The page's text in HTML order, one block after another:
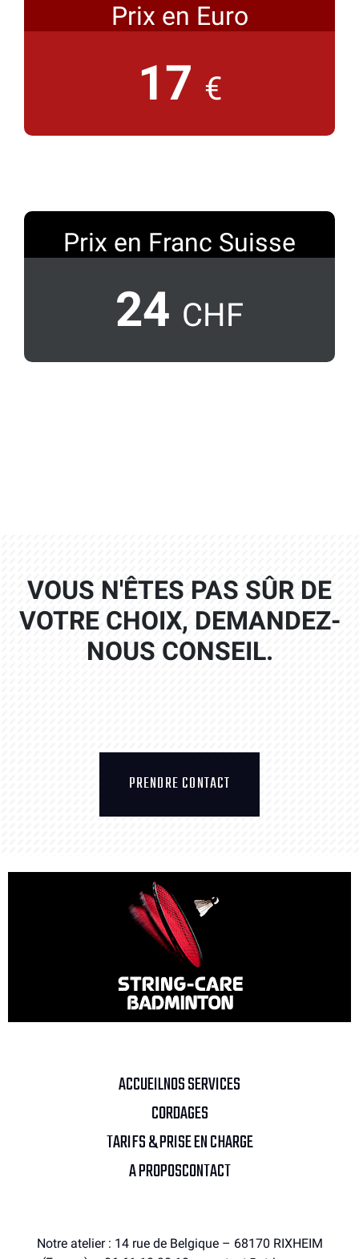
Prix en Euro
17 €
Prix en Franc Suisse
24 CHF
VOUS N'ÊTES PAS SÛR DE
VOTRE CHOIX, DEMANDEZ-
NOUS CONSEIL.
PRENDRE CONTACT
ACCUEILNOS SERVICES
CORDAGES
TARIFS & PRISE EN CHARGE
A PROPOSCONTACT
Notre atelier : 14 rue de Belgique – 68170 RIXHEIM